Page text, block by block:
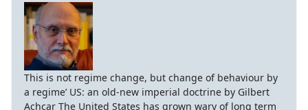
This is not regime change, but change of behaviour by
a regime’ US: an old-new imperial doctrine by Gilbert
Achcar The United States has grown wary of long term